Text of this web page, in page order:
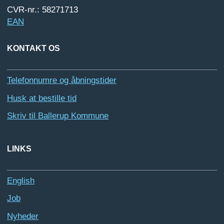
CVR-nr.: 58271713
EAN
KONTAKT OS
Telefonnumre og åbningstider
Husk at bestille tid
Skriv til Ballerup Kommune
LINKS
English
Job
Nyheder